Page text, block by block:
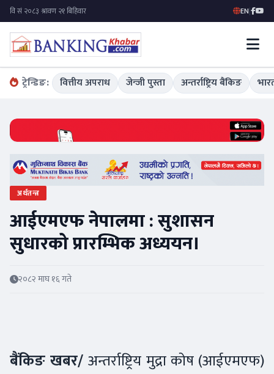
EN|
ट्रेन्डिङ: वित्तीय अपराध जेन्जी पुस्ता अन्तर्राष्ट्रिय बैंकिङ
अर्थतन्त्र
आईएमएफ नेपालमा : सुशासन
सुधारको प्रारम्भिक अध्ययन।
२०८२ माघ १६ गते
बैंकिङ खबर/अन्तर्राष्ट्रिय मुद्रा कोष (आईएमएफ)